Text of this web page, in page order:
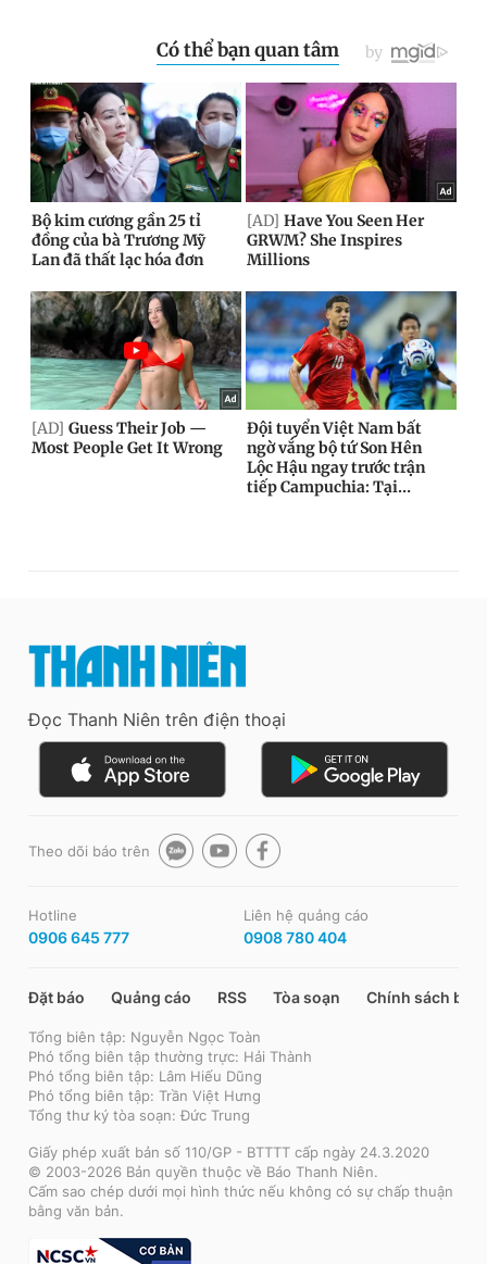
Đọc Thanh Niên trên điện thoại
Theo dõi báo trên
Hotline
0906 645 777
Liên hệ quảng cáo
0908 780 404
Đặt báo Quảng cáo RSS Tòa soạn Chính sách bảo
Tổng biên tập: Nguyễn Ngọc Toàn
Phó tổng biên tập thường trực: Hải Thành
Phó tổng biên tập: Lâm Hiếu Dũng
Phó tổng biên tập: Trần Việt Hưng
Tổng thư ký tòa soạn: Đức Trung
Giấy phép xuất bản số 110/GP - BTTTT cấp ngày 24.3.2020
© 2003-2026 Bản quyền thuộc về Báo Thanh Niên.
Cấm sao chép dưới mọi hình thức nếu không có sự chấp thuận
bằng văn bản.